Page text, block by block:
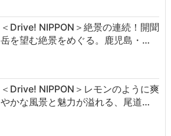
＜Drive! NIPPON＞絶景の連続！開聞
岳を望む絶景をめぐる。鹿児島・…
＜Drive! NIPPON＞レモンのように爽
やかな風景と魅力が溢れる、尾道…